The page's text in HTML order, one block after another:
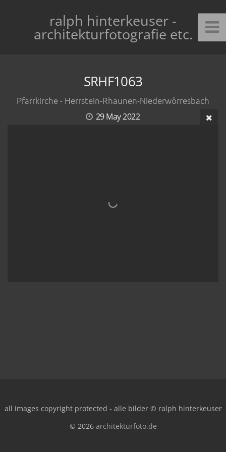
ralph hinterkeuser -
architekturfotografie etc.
SRHF1063
Pfarrkirche - Herrstein-Rhaunen-Niederwörresbach
29 May 2022
all images copyright protected - alle bilder © ralph hinterkeuser
© 2026 architekturfoto.de